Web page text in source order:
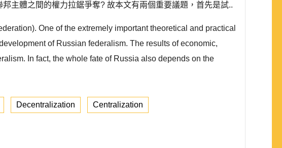
主體之間的權力拉鋸爭奪? 故本文有兩個重要議題，首先是試..
One of the extremely important theoretical and practical
of Russian federalism. The results of economic,
In fact, the whole fate of Russia also depends on the
Decentralization Centralization